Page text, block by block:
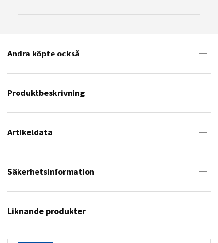
Andra köpte också
Produktbeskrivning
Artikeldata
Säkerhetsinformation
Liknande produkter